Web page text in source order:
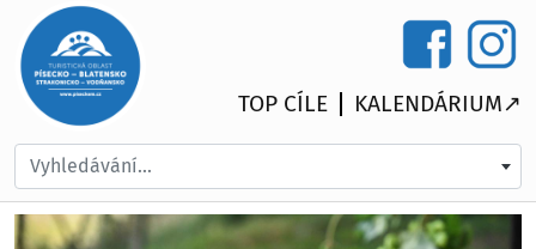
Vyhledávání...
TOP CÍLE KALENDÁRIUM↗